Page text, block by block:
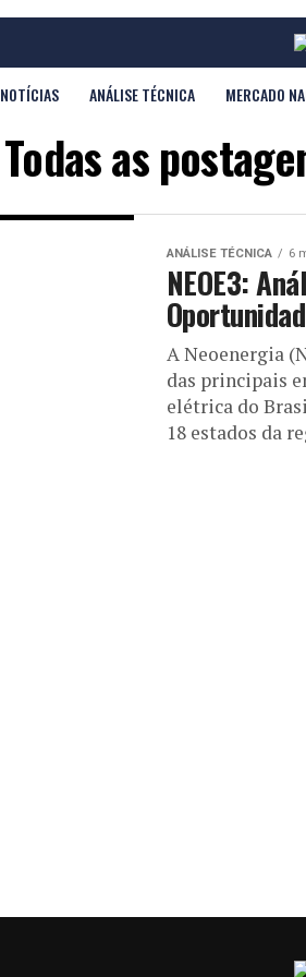
NOTÍCIAS ANÁLISE TÉCNICA MERCADO
Todas as
ANÁLISE TÉCNICA 6
NEOE3:
A Neoenergia
das principais
elétrica do
18 estados da